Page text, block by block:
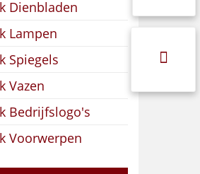
Dienbladen
Lampen
Spiegels
Vazen
Bedrijfslogo's
Voorwerpen